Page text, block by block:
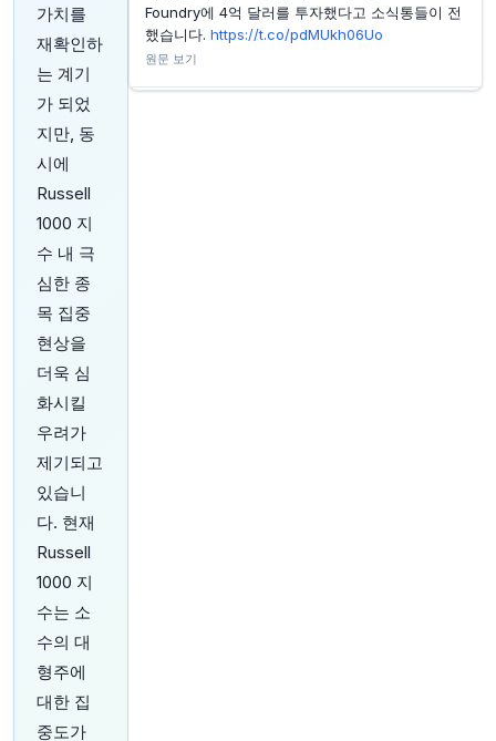
가치를
재확인하
는 계기
가 되었
지만, 동
시에
Russell
1000 지
수 내 극
심한 종
목 집중
현상을
더욱 심
화시킬
우려가
제기되고
있습니
다. 현재
Russell
1000 지
수는 소
수의 대
형주에
대한 집
중도가
Foundry에 4억 달러를 투자했다고 소식통들이 전
했습니다. https://t.co/pdMUkh06Uo
원문 보기